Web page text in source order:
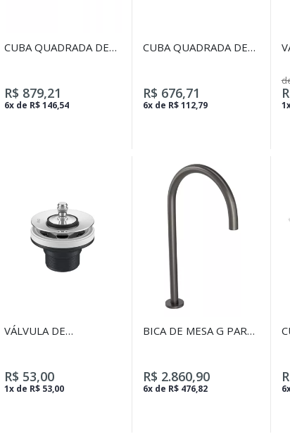
CUBA QUADRADA DE
R$ 879,21
6x de R$ 146,54
CUBA QUADRADA DE
R$ 676,71
6x de R$ 112,79
VÁLVULA DE
BIDÊ CROMADO
R$ 53,00
1x de R$ 53,00
BICA DE MESA G PARA
R$ 2.860,90
6x de R$ 476,82